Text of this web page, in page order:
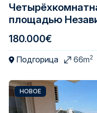
площадью
180.000€
Подгорица 66m2
НОВОЕ